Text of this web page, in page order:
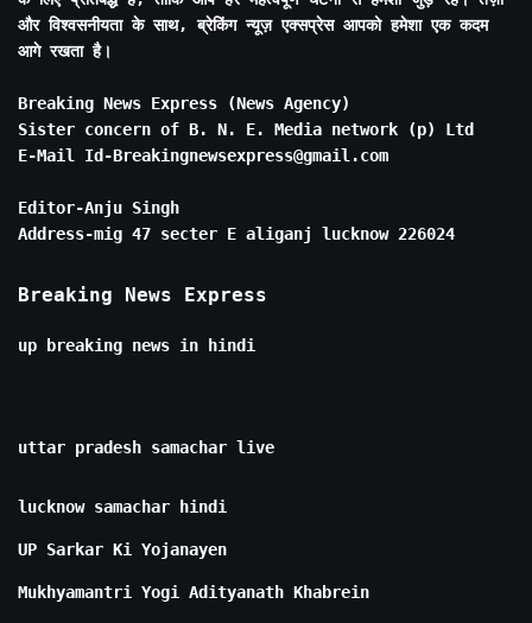
और विश्वसनीयता के साथ, ब्रेकिंग न्यूज़ एक्सप्रेस आपको हमेशा एक कदम
आगे रखता है।
Breaking News Express (News Agency)
Sister concern of B. N. E. Media network (p) Ltd
E-Mail Id-Breakingnewsexpress@gmail.com
Editor-Anju Singh
Address-mig 47 secter E aliganj lucknow 226024
Breaking News Express
up breaking news in hindi
uttar pradesh samachar live
lucknow samachar hindi
UP Sarkar Ki Yojanayen
Mukhyamantri Yogi Adityanath Khabrein